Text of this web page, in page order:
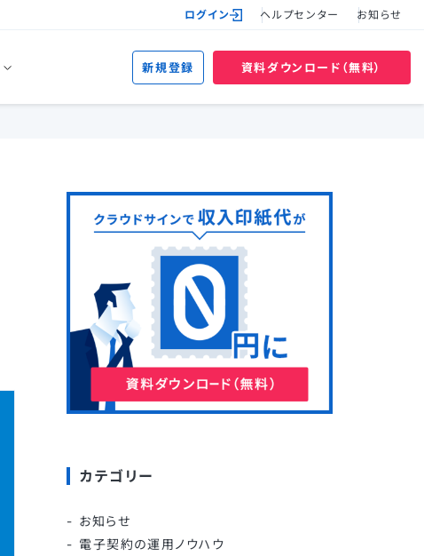
ログイン ヘルプセンター お知らせ
新規登録 資料ダウンロード（無料）
カテゴリー
お知らせ
電子契約の運用ノウハウ